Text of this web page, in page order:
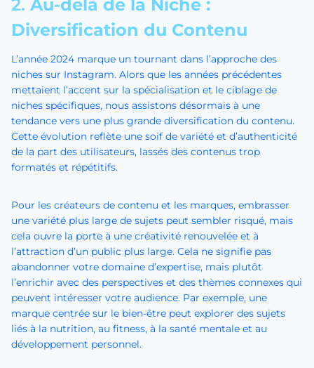
2. Au-delà de la Niche :
Diversification du Contenu
L’année 2024 marque un tournant dans l’approche des
niches sur Instagram. Alors que les années précédentes
mettaient l’accent sur la spécialisation et le ciblage de
niches spécifiques, nous assistons désormais à une
tendance vers une plus grande diversification du contenu.
Cette évolution reflète une soif de variété et d’authenticité
de la part des utilisateurs, lassés des contenus trop
formatés et répétitifs.
Pour les créateurs de contenu et les marques, embrasser
une variété plus large de sujets peut sembler risqué, mais
cela ouvre la porte à une créativité renouvelée et à
l’attraction d’un public plus large. Cela ne signifie pas
abandonner votre domaine d’expertise, mais plutôt
l’enrichir avec des perspectives et des thèmes connexes qui
peuvent intéresser votre audience. Par exemple, une
marque centrée sur le bien-être peut explorer des sujets
liés à la nutrition, au fitness, à la santé mentale et au
développement personnel.